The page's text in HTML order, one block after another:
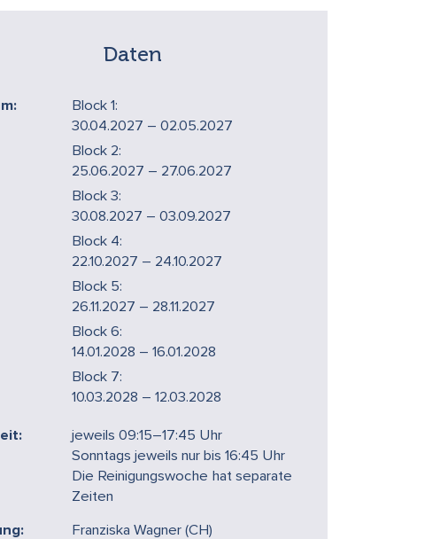
Daten
Block 1:
30.04.2027 – 02.05.2027
Block 2:
25.06.2027 – 27.06.2027
Block 3:
30.08.2027 – 03.09.2027
Block 4:
22.10.2027 – 24.10.2027
Block 5:
26.11.2027 – 28.11.2027
Block 6:
14.01.2028 – 16.01.2028
Block 7:
10.03.2028 – 12.03.2028
jeweils 09:15–17:45 Uhr
Sonntags jeweils nur bis 16:45 Uhr
Die Reinigungswoche hat separate
Zeiten
Franziska Wagner (CH)